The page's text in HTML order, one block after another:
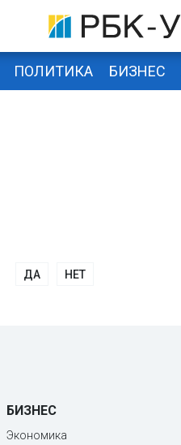
ПОЛИТИКА БИЗНЕС
ДА НЕТ
БИЗНЕС
Экономика